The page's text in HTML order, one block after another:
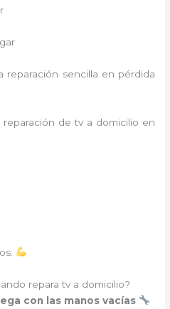
reparación sencilla en pérdida
de tv a domicilio en
repara tv a domicilio?
con las manos vacías